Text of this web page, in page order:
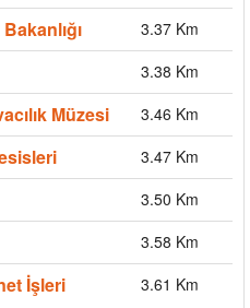
3.37 Km
3.38 Km
Müzesi 3.46 Km
3.47 Km
3.50 Km
3.58 Km
İşleri
3.61 Km